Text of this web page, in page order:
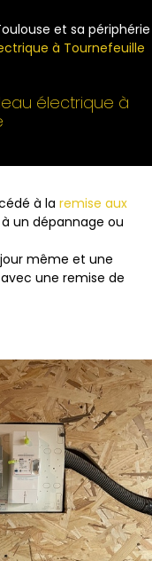
et sa périphérie
à Tournefeuille
électrique à
à la remise aux
un dépannage ou
même et une
une remise de